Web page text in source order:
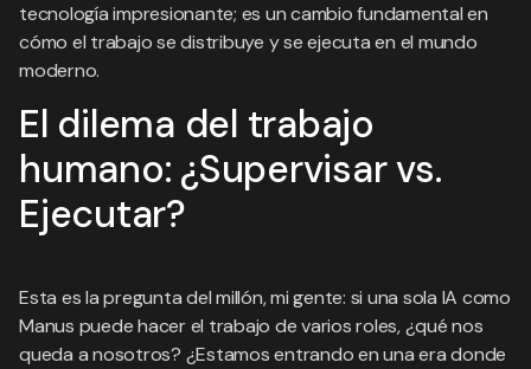
tecnología impresionante; es un cambio fundamental en
cómo el trabajo se distribuye y se ejecuta en el mundo
moderno.
El dilema del trabajo
humano: ¿Supervisar vs.
Ejecutar?
Esta es la pregunta del millón, mi gente: si una sola IA como
Manus puede hacer el trabajo de varios roles, ¿qué nos
queda a nosotros? ¿Estamos entrando en una era donde